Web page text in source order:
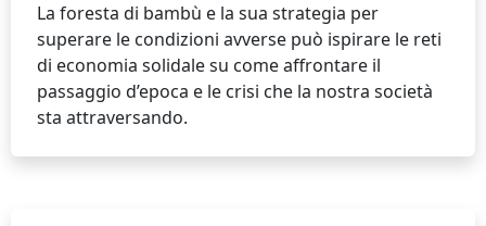
La foresta di bambù e la sua strategia per
superare le condizioni avverse può ispirare le reti
di economia solidale su come affrontare il
passaggio d’epoca e le crisi che la nostra società
sta attraversando.